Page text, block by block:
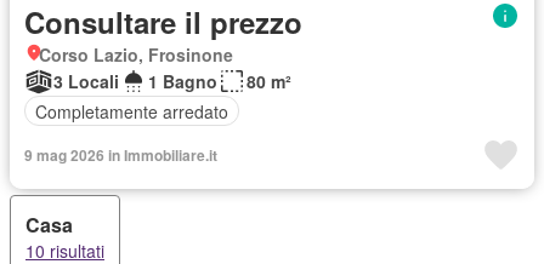
Consultare il prezzo
Corso Lazio, Frosinone
3 Locali
1 Bagno
80 m²
Completamente arredato
9 mag 2026 in Immobiliare.it
Casa
10 risultati